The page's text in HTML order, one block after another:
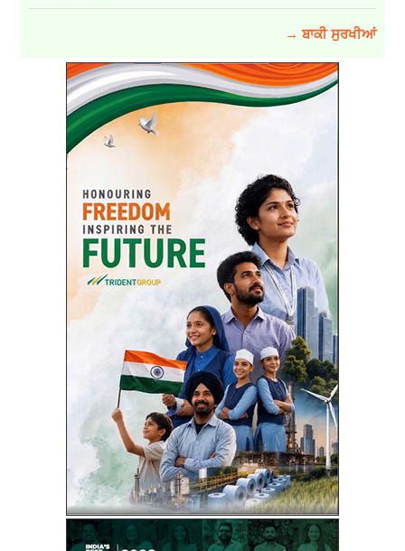
→ ਬਾਕੀ ਸੁਰਖੀਆਂ